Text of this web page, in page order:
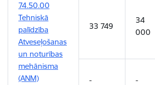
74.50.00
Tehniskā
palīdzība
Atveseļošanas
un noturības
mehānisma
(ANM)
33 749
34
000
- -